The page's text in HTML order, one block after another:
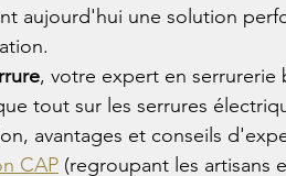
aujourd'hui une solution
, votre expert en serrurerie
tout sur les serrures
avantages et conseils
CAP (regroupant les artisans